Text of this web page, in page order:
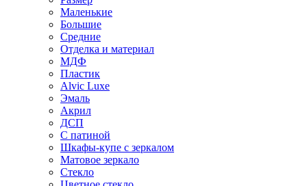
Маленькие
Большие
Средние
Отделка и материал
МДФ
Пластик
Alvic Luxe
Эмаль
Акрил
ДСП
С патиной
Шкафы-купе с зеркалом
Матовое зеркало
Стекло